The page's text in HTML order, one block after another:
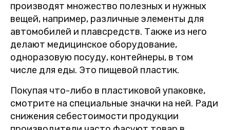
производят множество полезных и нужных
вещей, например, различные элементы для
автомобилей и плавсредств. Также из него
делают медицинское оборудование,
одноразовую посуду, контейнеры, в том
числе для еды. Это пищевой пластик.
Покупая что-либо в пластиковой упаковке,
смотрите на специальные значки на ней. Ради
снижения себестоимости продукции